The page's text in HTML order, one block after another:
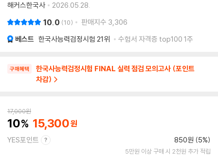
해커스한국사
2026.05.28.
10.0 10 판매지수 3,306
베스트 한국사능력검정시험 21위 수험서 자격증 top100 1주
구매혜택
한국사능력검정시험 FINAL 실력 점검 모의고사 (포인트
차감)
17,000원
10 15,300
YES포인트 850원 (5%)
5만원 이상 구매 시 2천원 추가 적립